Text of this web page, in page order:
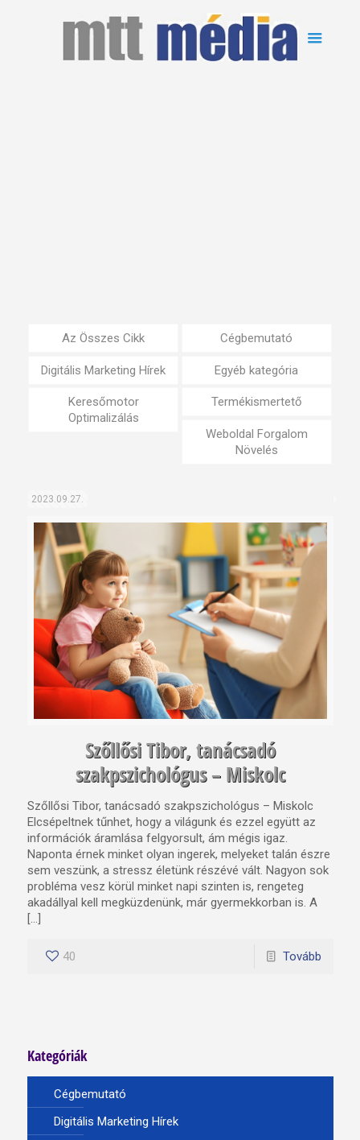
Az Összes Cikk Cégbemutató
Digitális Marketing Hírek Egyéb kategória
Keresőmotor
Optimalizálás
Termékismertető
Weboldal Forgalom
Növelés
2023.09.27.
Szőllősi Tibor, tanácsadó
szakpszichológus – Miskolc
Szőllősi Tibor, tanácsadó szakpszichológus – Miskolc
Elcsépeltnek tűnhet, hogy a világunk és ezzel együtt az
információk áramlása felgyorsult, ám mégis igaz.
Naponta érnek minket olyan ingerek, melyeket talán észre
sem veszünk, a stressz életünk részévé vált. Nagyon sok
probléma vesz körül minket napi szinten is, rengeteg
akadállyal kell megküzdenünk, már gyermekkorban is. A
[…]
40 Tovább
Kategóriák
Cégbemutató
Digitális Marketing Hírek